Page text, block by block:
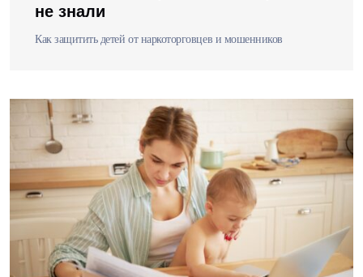
не знали
Как защитить детей от наркоторговцев и мошенников